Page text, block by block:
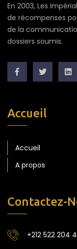
En 2003, Les
de récompenses
de la
dossiers soumis.
Accueil
Accueil
A propos
Contactez-
+212 522 204